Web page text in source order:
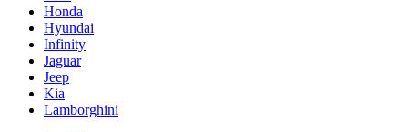
Honda
Hyundai
Infinity
Jaguar
Jeep
Kia
Lamborghini